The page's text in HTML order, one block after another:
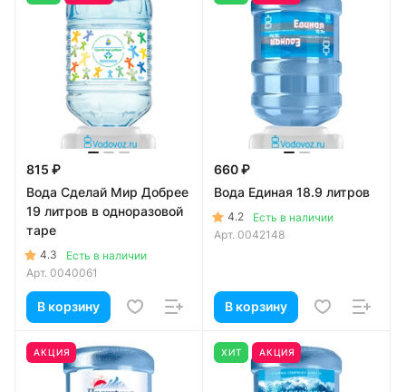
815 ₽
Вода Сделай Мир Добрее
19 литров в одноразовой
таре
4.3
Есть в наличии
Арт. 0040061
В корзину
660 ₽
Вода Единая 18.9 литров
4.2
Есть в наличии
Арт. 0042148
В корзину
АКЦИЯ ХИТ АКЦИЯ